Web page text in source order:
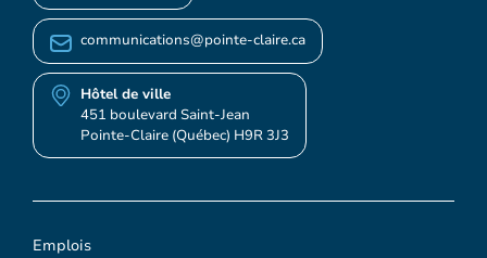
Emplois
communications@pointe-claire.ca
Hôtel de ville
451 boulevard Saint-Jean
Pointe-Claire (Québec) H9R 3J3